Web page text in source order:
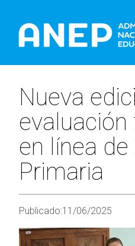
Nueva
en línea
Primaria
Publicado:11/06/2025